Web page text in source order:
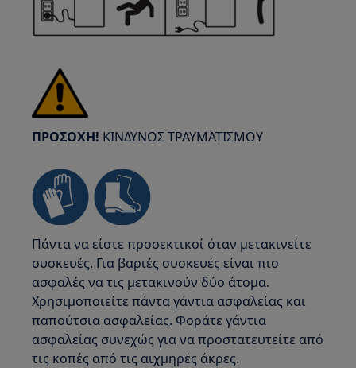
ΠΡΟΣΟΧΗ! ΚΙΝΔΥΝΟΣ ΤΡΑΥΜΑΤΙΣΜΟΥ
Πάντα να είστε προσεκτικοί όταν μετακινείτε
συσκευές. Για βαριές συσκευές είναι πιο
ασφαλές να τις μετακινούν δύο άτομα.
Χρησιμοποιείτε πάντα γάντια ασφαλείας και
παπούτσια ασφαλείας. Φοράτε γάντια
ασφαλείας συνεχώς για να προστατευτείτε από
τις κοπές από τις αιχμηρές άκρες.